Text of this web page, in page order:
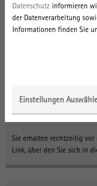
Datenschutz informieren
der Datenverarbeitung
Informationen finden Sie
Einstellungen
Stichwort „Stadtflüchter &
Sie erhalten rechtzeitig
Link, über den Sie sich in